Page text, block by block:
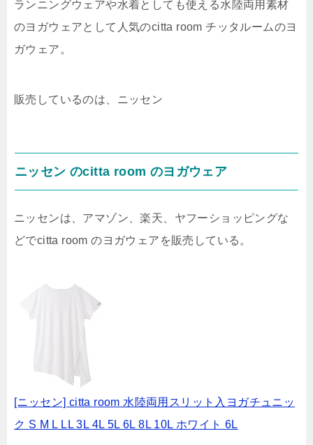
ランニングウェアや水着としても使える水陸両用素材
のヨガウェアとして人気のcitta room チッタルームのヨ
ガウェア。
販売しているのは、ニッセン
ニッセン のcitta room のヨガウェア
ニッセンは、アマゾン、楽天、ヤフーショッピングな
どでcitta room のヨガウェアを販売している。
[ニッセン] citta room 水陸両用スリット入ヨガチュニッ
ク S M L LL 3L 4L 5L 6L 8L 10L ホワイト 6L